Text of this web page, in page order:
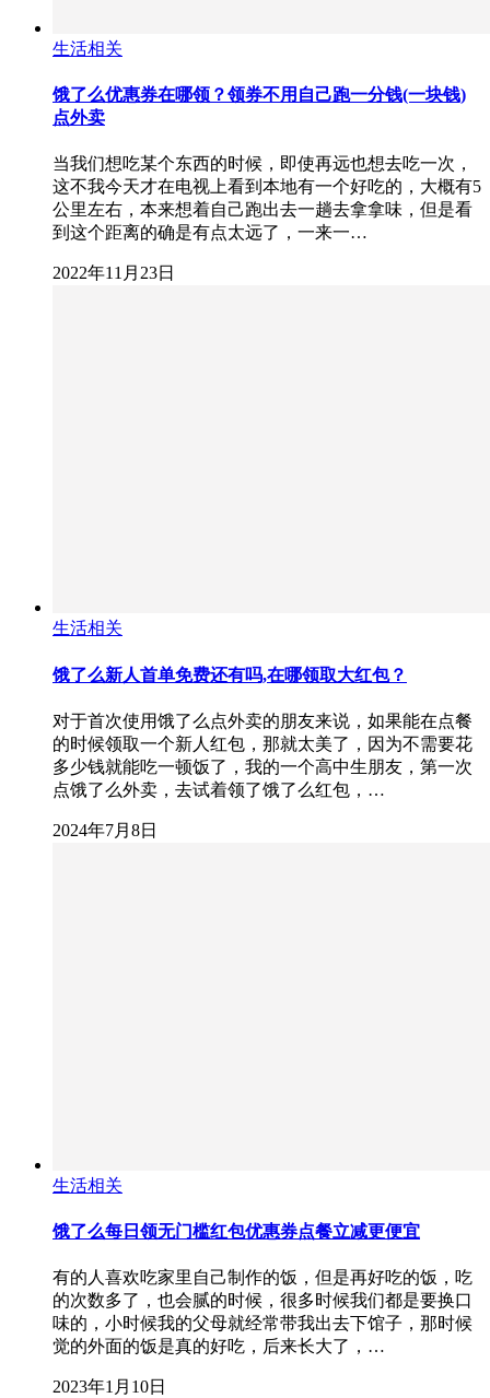
生活相关
饿了么优惠券在哪领？领券不用自己跑一分钱(一块钱)
点外卖
当我们想吃某个东西的时候，即使再远也想去吃一次，
这不我今天才在电视上看到本地有一个好吃的，大概有5
公里左右，本来想着自己跑出去一趟去拿拿味，但是看
到这个距离的确是有点太远了，一来一…
2022年11月23日
生活相关
饿了么新人首单免费还有吗,在哪领取大红包？
对于首次使用饿了么点外卖的朋友来说，如果能在点餐
的时候领取一个新人红包，那就太美了，因为不需要花
多少钱就能吃一顿饭了，我的一个高中生朋友，第一次
点饿了么外卖，去试着领了饿了么红包，…
2024年7月8日
生活相关
饿了么每日领无门槛红包优惠券点餐立减更便宜
有的人喜欢吃家里自己制作的饭，但是再好吃的饭，吃
的次数多了，也会腻的时候，很多时候我们都是要换口
味的，小时候我的父母就经常带我出去下馆子，那时候
觉的外面的饭是真的好吃，后来长大了，…
2023年1月10日